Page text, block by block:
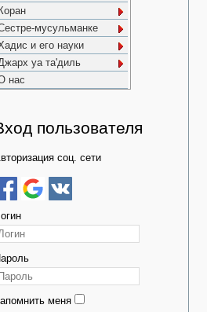
Коран
мусульманке
и его науки
уа та'диль
нас
пользователя
соц. сети
меня